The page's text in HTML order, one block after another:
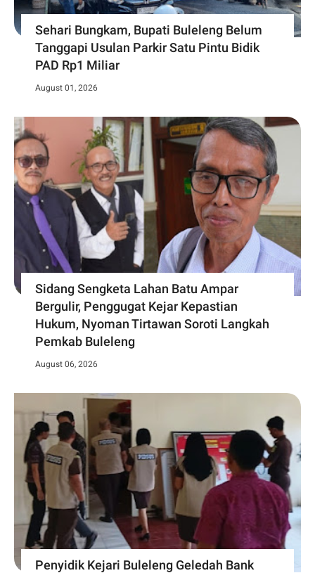
Sehari Bungkam, Bupati Buleleng Belum
Tanggapi Usulan Parkir Satu Pintu Bidik
PAD Rp1 Miliar
August 01, 2026
Sidang Sengketa Lahan Batu Ampar
Bergulir, Penggugat Kejar Kepastian
Hukum, Nyoman Tirtawan Soroti Langkah
Pemkab Buleleng
August 06, 2026
Penyidik Kejari Buleleng Geledah Bank